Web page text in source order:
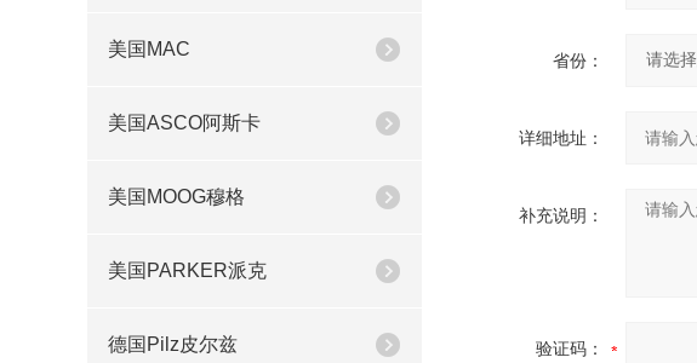
美国MAC
美国ASCO阿斯卡
美国MOOG穆格
美国PARKER派克
德国Pilz皮尔兹
省份：
详细地址：
补充说明：
验证码：